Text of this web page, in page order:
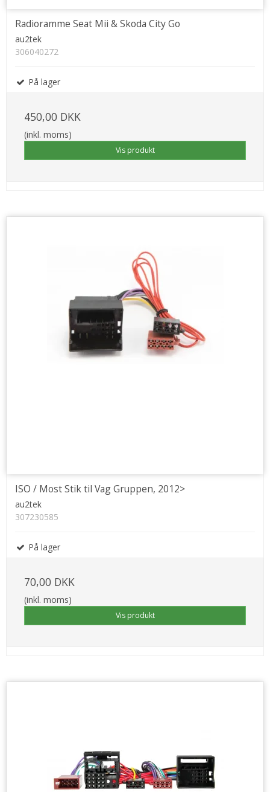
Radioramme Seat Mii & Skoda City Go
au2tek
306040272
På lager
450,00 DKK
(inkl. moms)
Vis produkt
ISO / Most Stik til Vag Gruppen, 2012>
au2tek
307230585
På lager
70,00 DKK
(inkl. moms)
Vis produkt